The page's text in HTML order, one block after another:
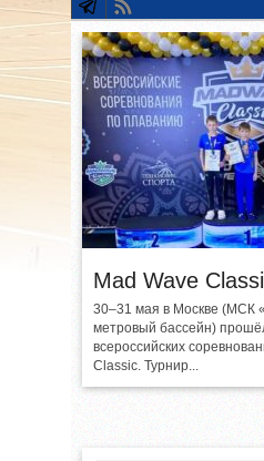
Mad Wave
30–31 мая в Москве (МСК
метровый бассейн)
всероссийских
Classic. Турнир...